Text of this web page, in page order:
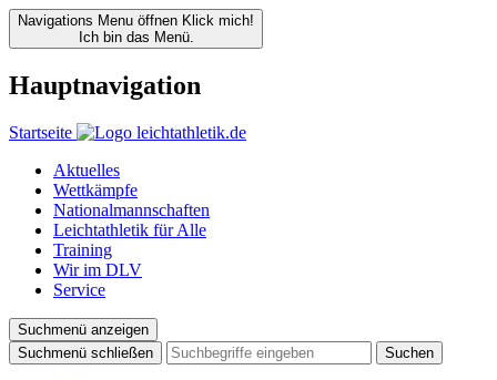
Navigations Menu öffnen Klick mich!
Ich bin das Menü.
Hauptnavigation
Startseite
Aktuelles
Wettkämpfe
Nationalmannschaften
Leichtathletik für Alle
Training
Wir im DLV
Service
Suchmenü anzeigen
Suchmenü schließen
Suchen